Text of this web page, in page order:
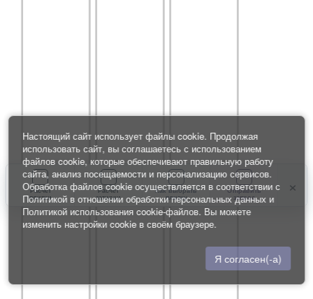
Расчет
плитки
Расчет
затирки
Как выбрать
плитку
Отправить
запрос
×
Настоящий сайт использует файлы cookie. Продолжая
использовать сайт, вы соглашаетесь с использованием
файлов cookie, которые обеспечивают правильную работу
сайта, анализ посещаемости и персонализацию сервисов.
Обработка файлов cookie осуществляется в соответствии с
Политикой в отношении обработки персональных данных и
Политикой использования cookie-файлов. Вы можете
изменить настройки cookie в своём браузере.
Я согласен(-а)